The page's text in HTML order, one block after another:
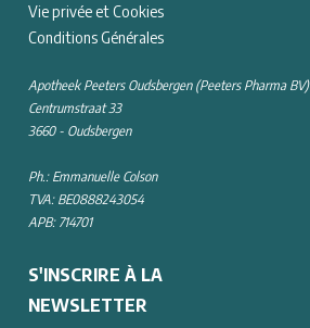
Vie privée et Cookies
Conditions Générales
Apotheek Peeters Oudsbergen (Peeters Pharma BV)
Centrumstraat 33
3660 - Oudsbergen
Ph.: Emmanuelle Colson
TVA: BE0888243054
APB: 714701
S'INSCRIRE À LA
NEWSLETTER